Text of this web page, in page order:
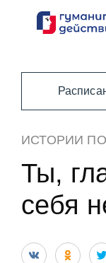
Перейти
ИСТОРИИ
Ты,
себя